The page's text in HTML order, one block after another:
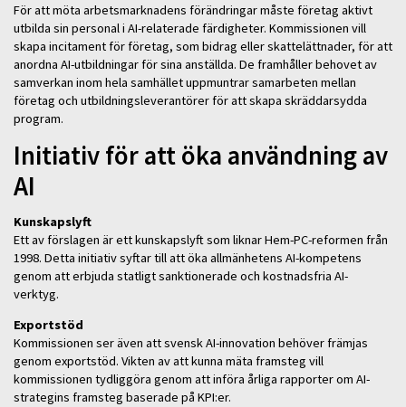
För att möta arbetsmarknadens förändringar måste företag aktivt
utbilda sin personal i AI-relaterade färdigheter. Kommissionen vill
skapa incitament för företag, som bidrag eller skattelättnader, för att
anordna AI-utbildningar för sina anställda. De framhåller behovet av
samverkan inom hela samhället uppmuntrar samarbeten mellan
företag och utbildningsleverantörer för att skapa skräddarsydda
program.
Initiativ för att öka användning av
AI
Kunskapslyft
Ett av förslagen är ett kunskapslyft som liknar Hem-PC-reformen från
1998. Detta initiativ syftar till att öka allmänhetens AI-kompetens
genom att erbjuda statligt sanktionerade och kostnadsfria AI-
verktyg.
Exportstöd
Kommissionen ser även att svensk AI-innovation behöver främjas
genom exportstöd. Vikten av att kunna mäta framsteg vill
kommissionen tydliggöra genom att införa årliga rapporter om AI-
strategins framsteg baserade på KPI:er.